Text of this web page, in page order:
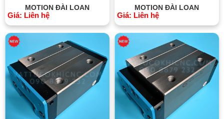
MOTION ĐÀI LOAN
Giá: Liên hệ
MOTION ĐÀI LOAN
Giá: Liên hệ